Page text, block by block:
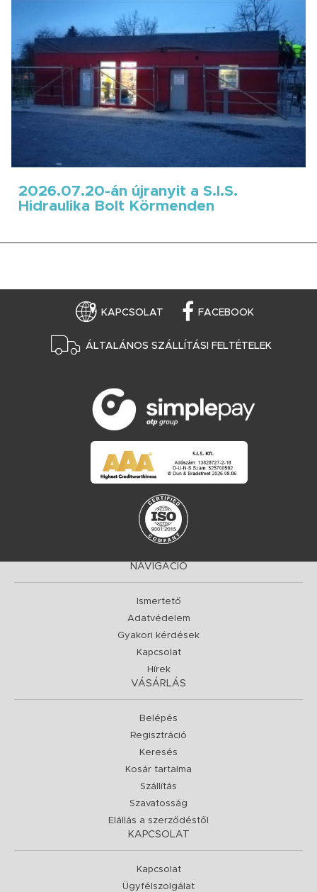
2026.07.20-án újranyit a S.I.S.
Hidraulika Bolt Körmenden
KAPCSOLAT FACEBOOK
ÁLTALÁNOS SZÁLLÍTÁSI FELTÉTELEK
NAVIGÁCIÓ
Ismertető
Adatvédelem
Gyakori kérdések
Kapcsolat
Hírek
VÁSÁRLÁS
Belépés
Regisztráció
Keresés
Kosár tartalma
Szállítás
Szavatosság
Elállás a szerződéstől
KAPCSOLAT
Kapcsolat
Ügyfélszolgálat